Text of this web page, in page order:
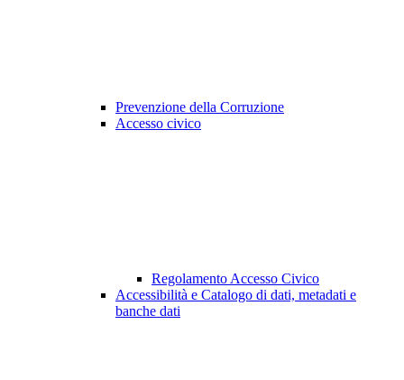
Prevenzione della Corruzione
Accesso civico
Regolamento Accesso Civico
Accessibilità e Catalogo di dati, metadati e
banche dati